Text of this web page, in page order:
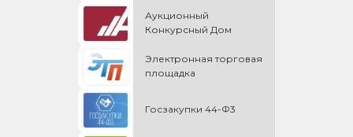
Аукционный
Конкурсный Дом
Электронная торговая
площадка
Госзакупки 44-Ф3